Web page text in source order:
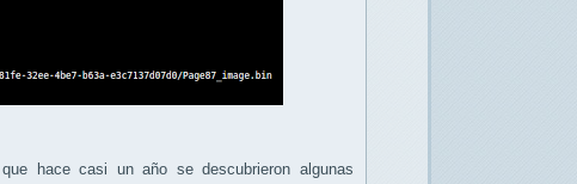
hace casi un año se descubrieron algunas